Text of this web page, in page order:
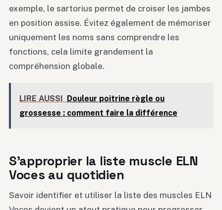
exemple, le sartorius permet de croiser les jambes
en position assise. Évitez également de mémoriser
uniquement les noms sans comprendre les
fonctions, cela limite grandement la
compréhension globale.
LIRE AUSSI Douleur poitrine règle ou
grossesse : comment faire la différence
S’approprier la liste muscle ELN
Voces au quotidien
Savoir identifier et utiliser la liste des muscles ELN